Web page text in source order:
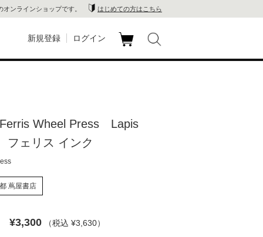
ンラインショップです。 はじめての方はこちら
蔦
屋
新規登録 ログイン
Wheel Press Lapis
ェリス インク
蔦屋書店
¥3,300 （税込 ¥3,630）